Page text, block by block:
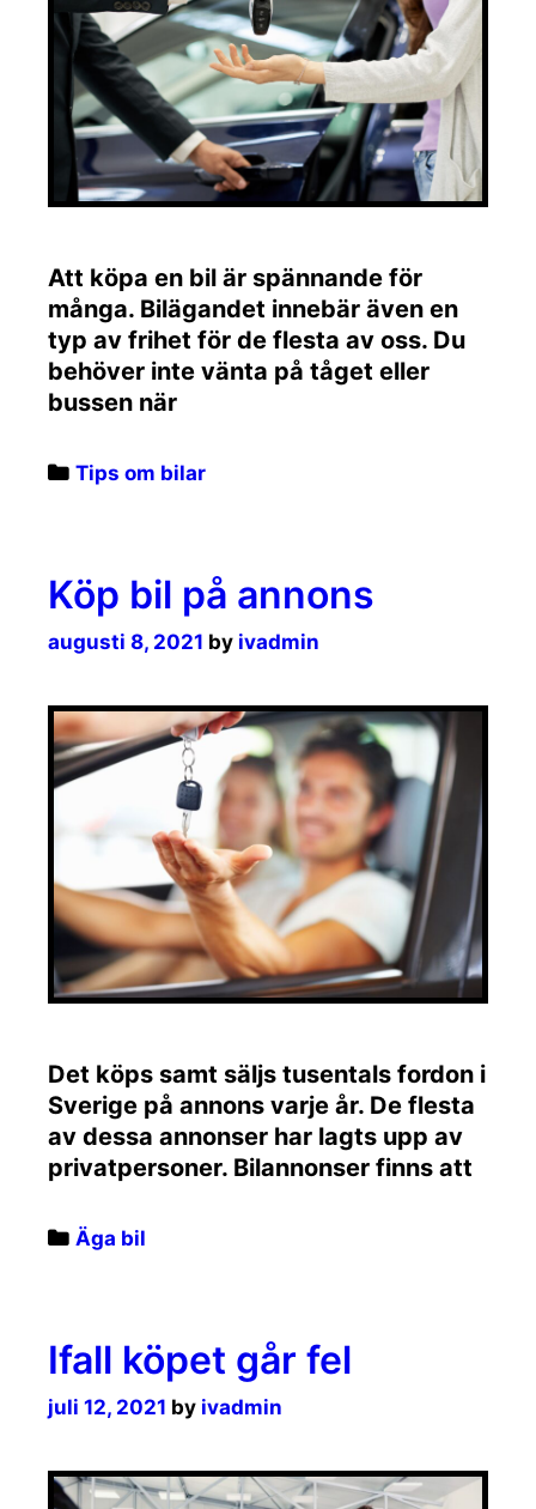
Att köpa en bil är spännande för
många. Bilägandet innebär även en
typ av frihet för de flesta av oss. Du
behöver inte vänta på tåget eller
bussen när
Categories
Tips om bilar
Köp bil på annons
augusti 8, 2021 by ivadmin
Det köps samt säljs tusentals fordon i
Sverige på annons varje år. De flesta
av dessa annonser har lagts upp av
privatpersoner. Bilannonser finns att
Categories
Äga bil
Ifall köpet går fel
juli 12, 2021 by ivadmin